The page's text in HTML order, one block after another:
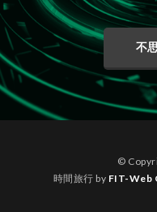
不
©
時間旅行 by FIT-Web